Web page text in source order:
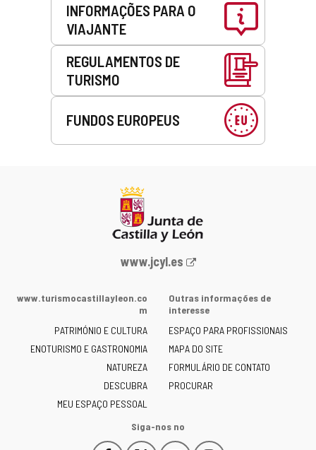
INFORMAÇÕES PARA O
VIAJANTE
REGULAMENTOS DE
TURISMO
FUNDOS EUROPEUS
Portal
Junta
Castilla
y
León
-
www.jcyl.es
www.turismocastillayleon.co
m
PATRIMÓNIO E CULTURA
ENOTURISMO E GASTRONOMIA
NATUREZA
DESCUBRA
MEU ESPAÇO PESSOAL
Outras informações de
interesse
ESPAÇO PARA PROFISSIONAIS
MAPA DO SITE
FORMULÁRIO DE CONTATO
PROCURAR
Siga-nos no